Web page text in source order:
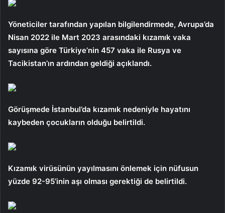
Yöneticiler tarafından yapılan bilgilendirmede, Avrupa’da
Nisan 2022 ile Mart 2023 arasındaki kızamık vaka
sayısına göre Türkiye’nin 457 vaka ile Rusya ve
Tacikistan’ın ardından geldiği açıklandı.
Görüşmede İstanbul’da kızamık nedeniyle hayatını
kaybeden çocukların olduğu belirtildi.
Kızamık virüsünün yayılmasını önlemek için nüfusun
yüzde 92-95’inin aşı olması gerektiği de belirtildi.